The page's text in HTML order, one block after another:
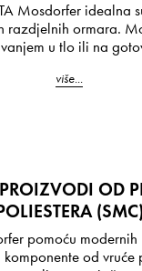
Mosdorfer idealna
razdjelnih ormara.
u tlo ili na
više...
OD
(SMC)
pomoću
od vruće